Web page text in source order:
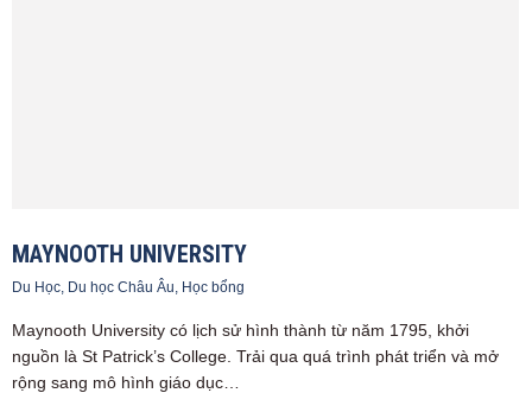
MAYNOOTH UNIVERSITY
Du Học, Du học Châu Âu, Học bổng
Maynooth University có lịch sử hình thành từ năm 1795, khởi
nguồn là St Patrick’s College. Trải qua quá trình phát triển và mở
rộng sang mô hình giáo dục…